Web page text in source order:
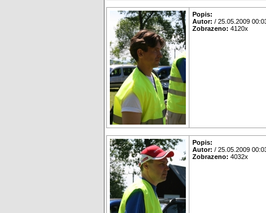
Popis:
Autor: / 25.05.2009
Zobrazeno: 4120x
Popis:
Autor: / 25.05.2009
Zobrazeno: 4032x